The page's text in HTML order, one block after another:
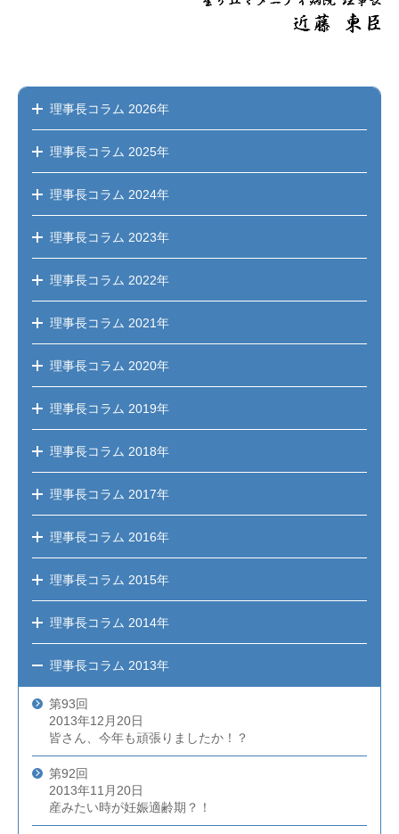
理事長コラム 2026年
理事長コラム 2025年
理事長コラム 2024年
理事長コラム 2023年
理事長コラム 2022年
理事長コラム 2021年
理事長コラム 2020年
理事長コラム 2019年
理事長コラム 2018年
理事長コラム 2017年
理事長コラム 2016年
理事長コラム 2015年
理事長コラム 2014年
理事長コラム 2013年
第93回
2013年12月20日
皆さん、今年も頑張りましたか！？
第92回
2013年11月20日
産みたい時が妊娠適齢期？！